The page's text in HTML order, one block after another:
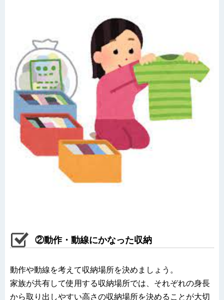
②動作・動線にかなった収納
動作や動線を考えて収納場所を決めましょう。
家族が共有して使用する収納場所では、それぞれの身長
から取り出しやすい高さの収納場所を決めることが大切